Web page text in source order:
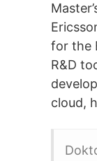
for the
R&D
cloud,